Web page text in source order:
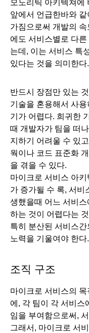
모노리틱 아키텍쳐에
앞에서 언급한바와
가짐으로써 개발의
에도 서비스별로 다
는데, 이는 서비스 특
있다는 것을 의미한다.
반드시 장점만 있는
기술을 혼용해서 사
기가 어렵다. 희귀한
때 개발자가 팀을 떠
지하기 어려울 수 있
웍이나 코드 표준화
을 겪을 수 있다.
마이크로 서비스 아
가 증가될 수 록, 서비
생했을때 어느 서비스
하는 것이 어렵다는
특히 분산된 서비스
노력을 기울여야 한다.
조직 구조
마이크로 서비스의
에, 각 팀이 각 서비스
임을 부여함으로써,
그래서, 마이크로 서